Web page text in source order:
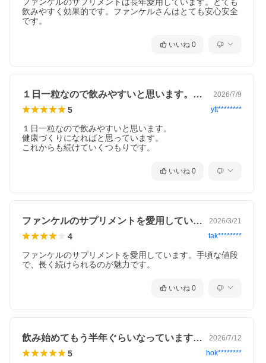
ファンケルのサプリメントは長年愛用しています。とても
飲みやすく効果的です。ファンケルさんはとても安心安全
です。
いいね 0
１日一粒なので飲みやすいと思います。健… 2026/7/9
5 ytt********
１日一粒なので飲みやすいと思います。
健康づくりになればと思っています。
これからも続けていくつもりです。
いいね 0
ファンケルのサプリメントを愛用していま… 2026/3/21
4 tak********
ファンケルのサプリメントを愛用しています。手頃な値段
で、長く続けられるのが魅力です。
いいね 0
飲み始めてもう半年ぐらいなっています。… 2026/7/12
5 hok********